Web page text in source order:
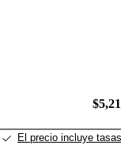
El precio incluye tasas